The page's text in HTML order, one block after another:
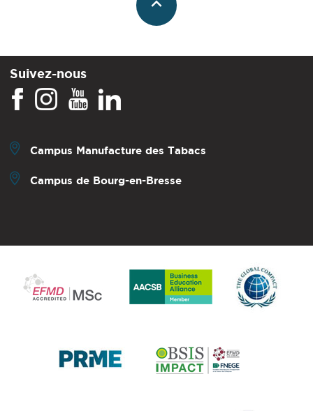
Suivez-nous
Campus Manufacture des Tabacs
Campus de Bourg-en-Bresse